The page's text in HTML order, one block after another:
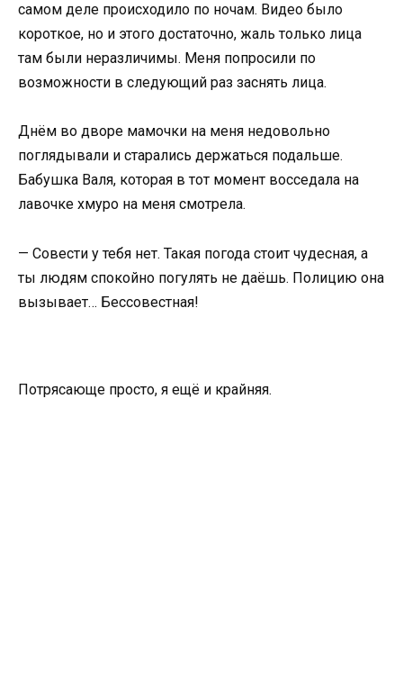
самом деле происходило по ночам. Видео было
короткое, но и этого достаточно, жаль только лица
там были неразличимы. Меня попросили по
возможности в следующий раз заснять лица.
Днём во дворе мамочки на меня недовольно
поглядывали и старались держаться подальше.
Бабушка Валя, которая в тот момент восседала на
лавочке хмуро на меня смотрела.
— Совести у тебя нет. Такая погода стоит чудесная, а
ты людям спокойно погулять не даёшь. Полицию она
вызывает… Бессовестная!
Потрясающе просто, я ещё и крайняя.